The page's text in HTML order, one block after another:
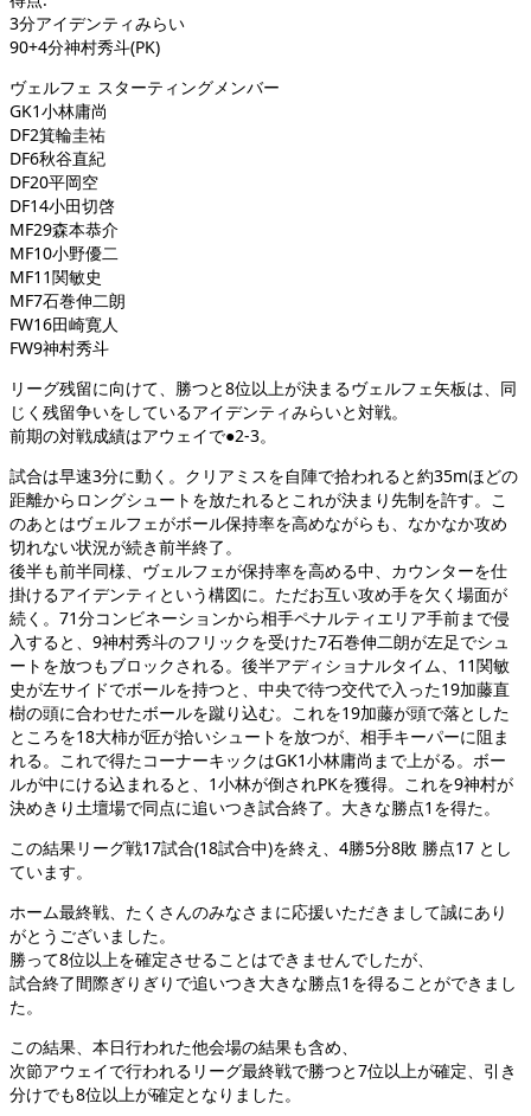
3分アイデンティみらい
90+4分神村秀斗(PK)
ヴェルフェ スターティングメンバー
GK1小林庸尚
DF2箕輪圭祐
DF6秋谷直紀
DF20平岡空
DF14小田切啓
MF29森本恭介
MF10小野優二
MF11関敏史
MF7石巻伸二朗
FW16田崎寛人
FW9神村秀斗
リーグ残留に向けて、勝つと8位以上が決まるヴェルフェ矢板は、同
じく残留争いをしているアイデンティみらいと対戦。
前期の対戦成績はアウェイで●2-3。
試合は早速3分に動く。クリアミスを自陣で拾われると約35mほどの
距離からロングシュートを放たれるとこれが決まり先制を許す。こ
のあとはヴェルフェがボール保持率を高めながらも、なかなか攻め
切れない状況が続き前半終了。
後半も前半同様、ヴェルフェが保持率を高める中、カウンターを仕
掛けるアイデンティという構図に。ただお互い攻め手を欠く場面が
続く。71分コンビネーションから相手ペナルティエリア手前まで侵
入すると、9神村秀斗のフリックを受けた7石巻伸二朗が左足でシュ
ートを放つもブロックされる。後半アディショナルタイム、11関敏
史が左サイドでボールを持つと、中央で待つ交代で入った19加藤直
樹の頭に合わせたボールを蹴り込む。これを19加藤が頭で落とした
ところを18大柿が匠が拾いシュートを放つが、相手キーパーに阻ま
れる。これで得たコーナーキックはGK1小林庸尚まで上がる。ボー
ルが中にける込まれると、1小林が倒されPKを獲得。これを9神村が
決めきり土壇場で同点に追いつき試合終了。大きな勝点1を得た。
この結果リーグ戦17試合(18試合中)を終え、4勝5分8敗 勝点17 とし
ています。
ホーム最終戦、たくさんのみなさまに応援いただきまして誠にあり
がとうございました。
勝って8位以上を確定させることはできませんでしたが、
試合終了間際ぎりぎりで追いつき大きな勝点1を得ることができまし
た。
この結果、本日行われた他会場の結果も含め、
次節アウェイで行われるリーグ最終戦で勝つと7位以上が確定、引き
分けでも8位以上が確定となりました。